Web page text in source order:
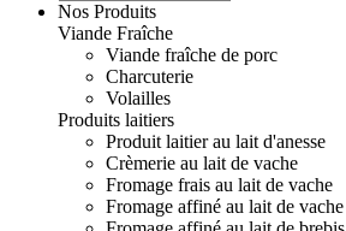
Nos Produits
Viande Fraîche
Viande fraîche de porc
Charcuterie
Volailles
Produits laitiers
Produit laitier au lait d'anesse
Crèmerie au lait de vache
Fromage frais au lait de vache
Fromage affiné au lait de vache